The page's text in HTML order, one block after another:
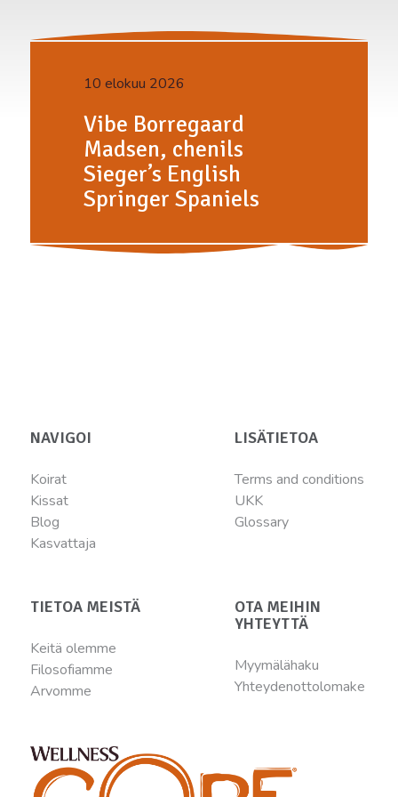
10 elokuu 2026
Vibe Borregaard
Madsen, chenils
Sieger’s English
Springer Spaniels
NAVIGOI
Koirat
Kissat
Blog
Kasvattaja
LISÄTIETOA
Terms and conditions
UKK
Glossary
TIETOA MEISTÄ
Keitä olemme
Filosofiamme
Arvomme
OTA MEIHIN
YHTEYTTÄ
Myymälähaku
Yhteydenottolomake